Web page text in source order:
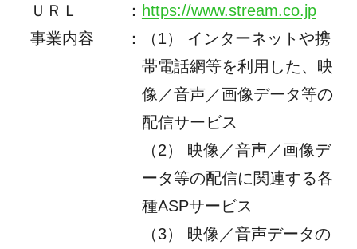
ＵＲＬ
： https://www.stream.co.jp
事業内容
：
（1） インターネットや携
帯電話網等を利用した、映
像／音声／画像データ等の
配信サービス
（2） 映像／音声／画像デ
ータ等の配信に関連する各
種ASPサービス
（3） 映像／音声データの